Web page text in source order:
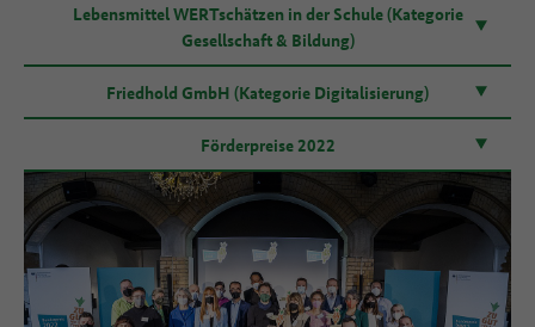
Lebensmittel WERTschätzen in der Schule (Kategorie
Gesellschaft & Bildung)
Friedhold GmbH (Kategorie Digitalisierung)
Förderpreise 2022